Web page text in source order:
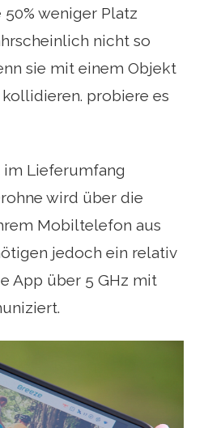
weniger Platz
nicht so
sie mit einem Objekt
probiere es
Lieferumfang
wird über die
Mobiltelefon aus
jedoch ein relativ
App über 5 GHz mit